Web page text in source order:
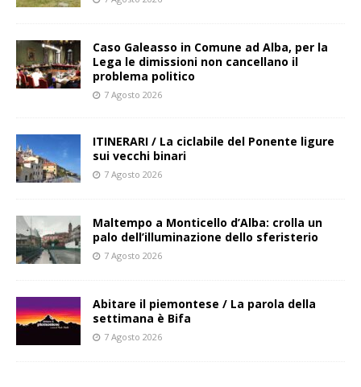
Caso Galeasso in Comune ad Alba, per la
Lega le dimissioni non cancellano il
problema politico
7 Agosto 2026
ITINERARI / La ciclabile del Ponente ligure
sui vecchi binari
7 Agosto 2026
Maltempo a Monticello d’Alba: crolla un
palo dell’illuminazione dello sferisterio
7 Agosto 2026
Abitare il piemontese / La parola della
settimana è Bifa
7 Agosto 2026